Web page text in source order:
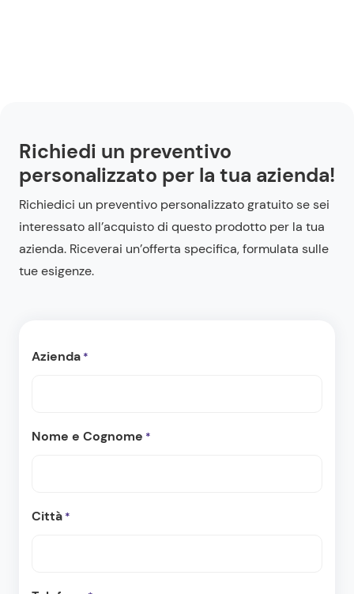
Richiedi un preventivo
personalizzato per la tua azienda!
Richiedici un preventivo personalizzato gratuito se sei
interessato all’acquisto di questo prodotto per la tua
azienda. Riceverai un’offerta specifica, formulata sulle
tue esigenze.
Azienda *
Nome e Cognome *
Città *